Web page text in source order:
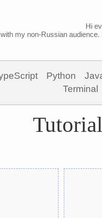
Hi
my non-Russian
Python
Terminal